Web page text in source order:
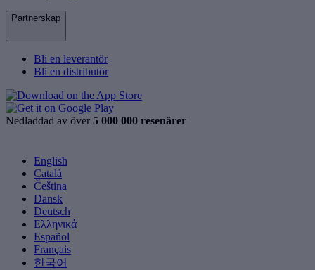
Partnerskap
Bli en leverantör
Bli en distributör
Nedladdad av över 5 000 000 resenärer
English
Català
Čeština
Dansk
Deutsch
Ελληνικά
Español
Français
한국어